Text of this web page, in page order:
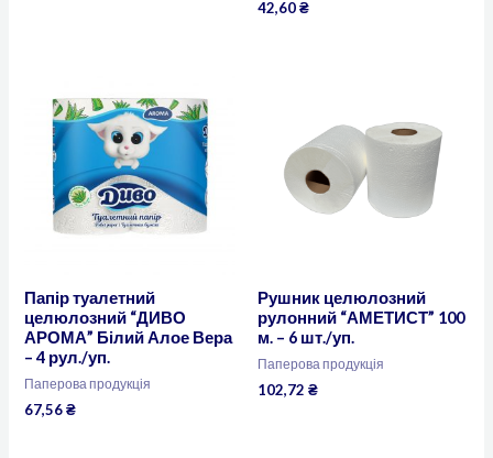
42,60₴
Папір туалетний
целюлозний “ДИВО
АРОМА” Білий Алое Вера
– 4 рул./уп.
Паперова продукція
67,56₴
Рушник целюлозний
рулонний “АМЕТИСТ” 100
м. – 6 шт./уп.
Паперова продукція
102,72 ₴